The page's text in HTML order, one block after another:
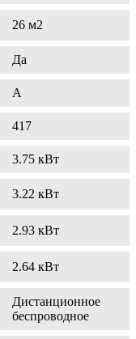
26 м2
Да
A
417
3.75 кВт
3.22 кВт
2.93 кВт
2.64 кВт
Дистанционное
беспроводное